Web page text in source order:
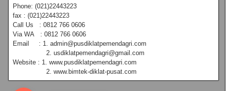
Phone: (021)22443223
fax : (021)22443223
Call Us : 0812 766 0606
Via WA : 0812 766 0606
Email : 1. admin@pusdiklatpemendagri.com
2. usdiklatpemendagri@gmail.com
Website : 1. www.pusdiklatpemendagri.com
2. www.bimtek-diklat-pusat.com